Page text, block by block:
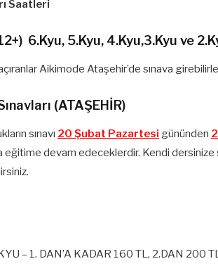
Saatleri
6.Kyu, 5.Kyu, 4.Kyu,3.Kyu ve
Aikimode Ataşehir’de sınava
(ATAŞEHİR)
sınavı 20 Şubat Pazartesi gününden
devam edeceklerdir. Kendi
– 1. DAN’A KADAR 160 TL, 2.DAN 200